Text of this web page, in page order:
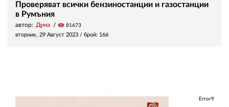
Проверяват всички бензиностанции и газостанции
в Румъния
автор: Дума visibility 81673
вторник, 29 Август 2023 / брой: 166
Error9